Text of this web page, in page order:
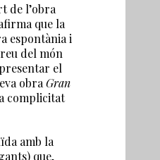
de l’obra
que la
espontània i
del món
el
obra Gran
complicitat
amb la
que,